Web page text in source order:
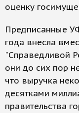
оценку
Предписанные
года внесла
"Справедливой
они до сих пор
что выручка
десятками
правительства